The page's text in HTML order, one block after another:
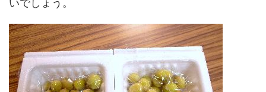
いでしょう。